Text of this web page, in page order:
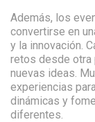
Además, los
convertirse en
y la innovación.
retos desde otra
nuevas ideas.
experiencias
dinámicas y
diferentes.